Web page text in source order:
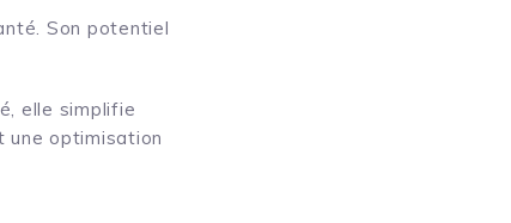
Son potentiel
elle simplifie
une optimisation